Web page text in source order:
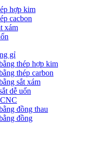
hợp kim
cacbon
xám
gỉ
thép hợp kim
thép carbon
sắt xám
dễ uốn
đồng thau
đồng